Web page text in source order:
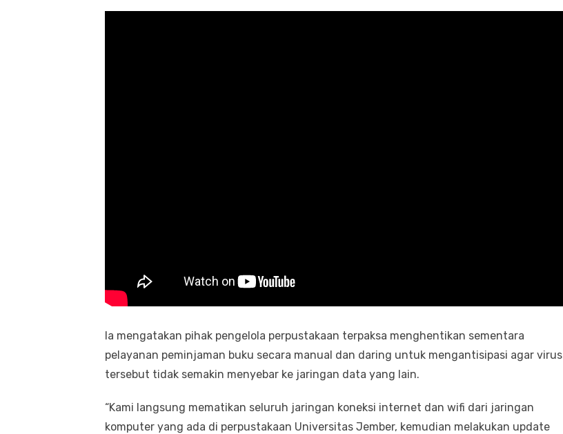
Ia mengatakan pihak pengelola perpustakaan terpaksa menghentikan sementara
pelayanan peminjaman buku secara manual dan daring untuk mengantisipasi agar virus
tersebut tidak semakin menyebar ke jaringan data yang lain.
“Kami langsung mematikan seluruh jaringan koneksi internet dan wifi dari jaringan
komputer yang ada di perpustakaan Universitas Jember, kemudian melakukan update